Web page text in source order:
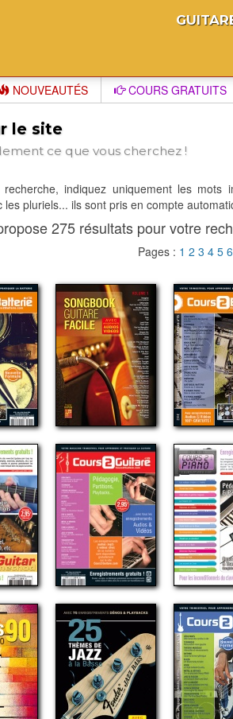
NOUVEAUTÉS COURS GRATUITS
le site
ce que vous cherchez !
recherche, indiquez uniquement les
pluriels... ils sont pris en compte
275 résultats pour votre
Pages : 1 2 3 4 5 6